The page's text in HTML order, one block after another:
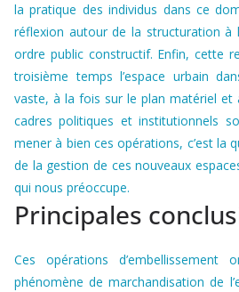
la pratique des individus dans ce
réflexion autour de la structuration à
ordre public constructif. Enfin, cette
troisième temps l’espace urbain
vaste, à la fois sur le plan matériel et
cadres politiques et institutionnels
mener à bien ces opérations, c’est la
de la gestion de ces nouveaux
qui nous préoccupe.
Principales
Ces opérations
phénomène de marchandisation de